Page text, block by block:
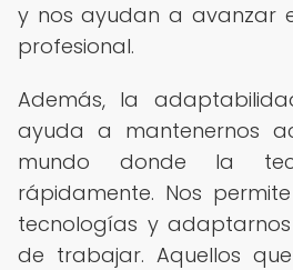
y nos ayudan a avanzar
profesional.
Además, la
ayuda a mantenernos
mundo donde la
rápidamente. Nos
tecnologías y
de trabajar. Aquellos